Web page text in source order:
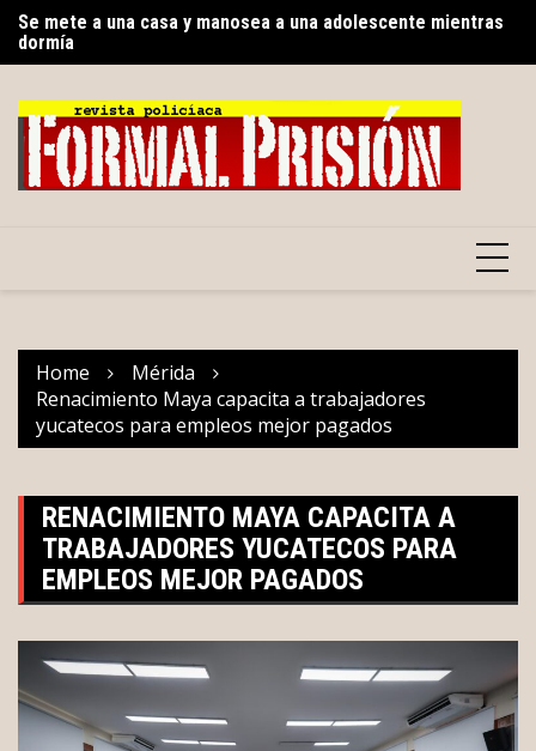
Skip
content
dormía
Mesera apuñala a su compañera tras pelear por un cliente
Home
Mérida
Renacimiento Maya capacita a trabajadores
yucatecos para empleos mejor pagados
RENACIMIENTO MAYA CAPACITA A
TRABAJADORES YUCATECOS PARA
EMPLEOS MEJOR PAGADOS